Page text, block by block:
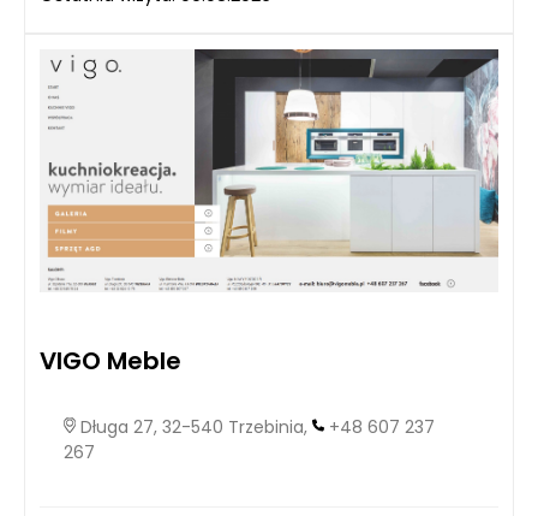
VIGO Meble
Długa 27, 32-540 Trzebinia,
+48 607 237
267